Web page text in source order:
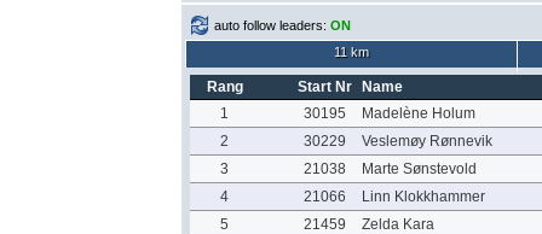
auto follow leaders: ON
11 km
Rang Start Nr
Name
1
30195
Madelène Holum
2
30229
Veslemøy Rønnevik
3
21038
Marte Sønstevold
4
21066
Linn Klokkhammer
5
21459
Zelda Kara